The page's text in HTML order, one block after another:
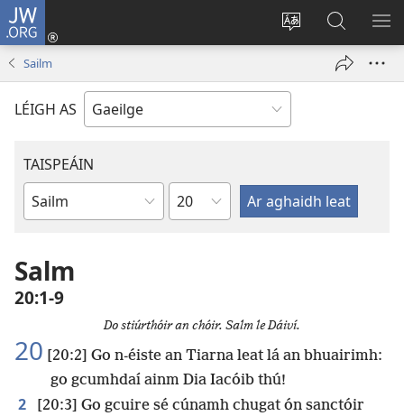
JW.ORG
Athraigh
láithreáin
Logáil
Isteach
window)
ar
JW.ORG
Sailm
LÉIGH AS
TAISPEÁIN
Leabhar
Chapter
Salm
20:1-9
Do stiúrthóir an chóir. Salm le Dáiví.
20 [20:2] Go n-éiste an Tiarna leat lá an bhuairimh:
go gcumhdaí ainm Dia Iacóib thú!
2
[20:3] Go gcuire sé cúnamh chugat ón sanctóir